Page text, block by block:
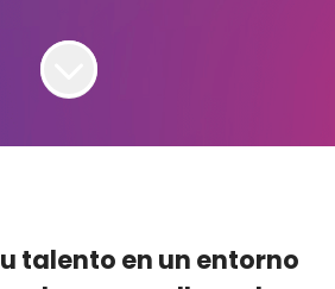
talento en un entorno